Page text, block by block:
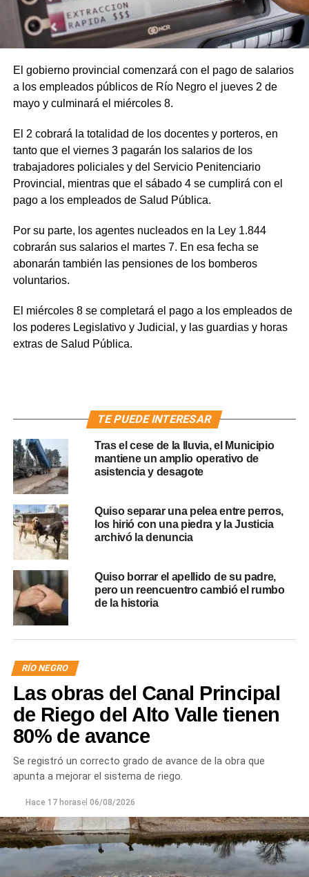
El gobierno provincial comenzará con el pago de salarios
a los empleados públicos de Río Negro el jueves 2 de
mayo y culminará el miércoles 8.
El 2 cobrará la totalidad de los docentes y porteros, en
tanto que el viernes 3 pagarán los salarios de los
trabajadores policiales y del Servicio Penitenciario
Provincial, mientras que el sábado 4 se cumplirá con el
pago a los empleados de Salud Pública.
Por su parte, los agentes nucleados en la Ley 1.844
cobrarán sus salarios el martes 7. En esa fecha se
abonarán también las pensiones de los bomberos
voluntarios.
El miércoles 8 se completará el pago a los empleados de
los poderes Legislativo y Judicial, y las guardias y horas
extras de Salud Pública.
TE PUEDE INTERESAR
Tras el cese de la lluvia, el Municipio
mantiene un amplio operativo de
asistencia y desagote
Quiso separar una pelea entre perros,
los hirió con una piedra y la Justicia
archivó la denuncia
Quiso borrar el apellido de su padre,
pero un reencuentro cambió el rumbo
de la historia
RÍO NEGRO
Las obras del Canal Principal
de Riego del Alto Valle tienen
80% de avance
Se registró un correcto grado de avance de la obra que
apunta a mejorar el sistema de riego.
Hace 17 horasel 06/08/2026